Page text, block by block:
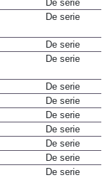
De serie
De serie
De serie
De serie
De serie
De serie
De serie
De serie